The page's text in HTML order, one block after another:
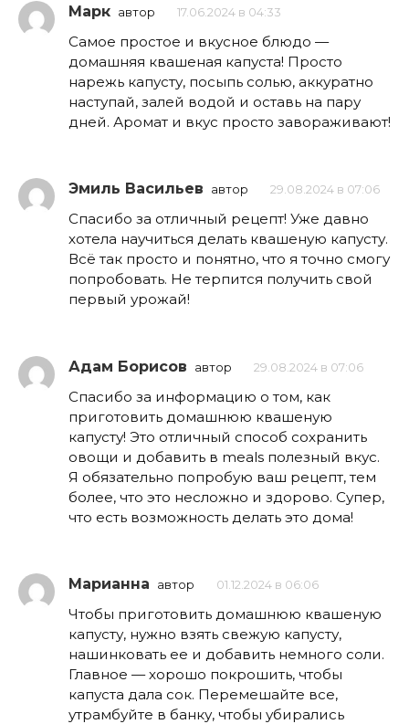
Марк автор 17.06.2024 в 04:33
Самое простое и вкусное блюдо —
домашняя квашеная капуста! Просто
нарежь капусту, посыпь солью, аккуратно
наступай, залей водой и оставь на пару
дней. Аромат и вкус просто завораживают!
Эмиль Васильев автор 29.08.2024 в 07:06
Спасибо за отличный рецепт! Уже давно
хотела научиться делать квашеную капусту.
Всё так просто и понятно, что я точно смогу
попробовать. Не терпится получить свой
первый урожай!
Адам Борисов автор 29.08.2024 в 07:06
Спасибо за информацию о том, как
приготовить домашнюю квашеную
капусту! Это отличный способ сохранить
овощи и добавить в meals полезный вкус.
Я обязательно попробую ваш рецепт, тем
более, что это несложно и здорово. Супер,
что есть возможность делать это дома!
Марианна автор 01.12.2024 в 06:06
Чтобы приготовить домашнюю квашеную
капусту, нужно взять свежую капусту,
нашинковать ее и добавить немного соли.
Главное — хорошо покрошить, чтобы
капуста дала сок. Перемешайте все,
утрамбуйте в банку, чтобы убирались